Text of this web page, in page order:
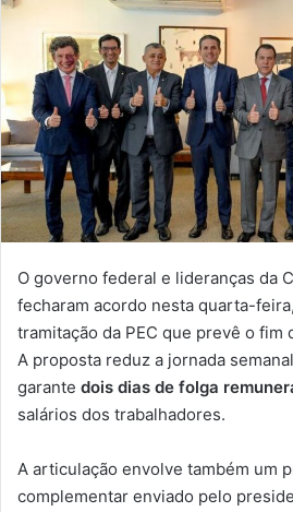
O governo federal e lideranças da
fecharam acordo nesta quarta-
tramitação da PEC que prevê o fim
A proposta reduz a jornada
garante dois dias de folga
salários dos trabalhadores.
A articulação envolve também um
complementar enviado pelo